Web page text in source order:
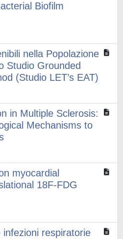
Biofilm
nella Popolazione
Studio Grounded
(Studio LET’s EAT)
in Multiple Sclerosis:
Mechanisms to
myocardial
18F-FDG
infezioni respiratorie